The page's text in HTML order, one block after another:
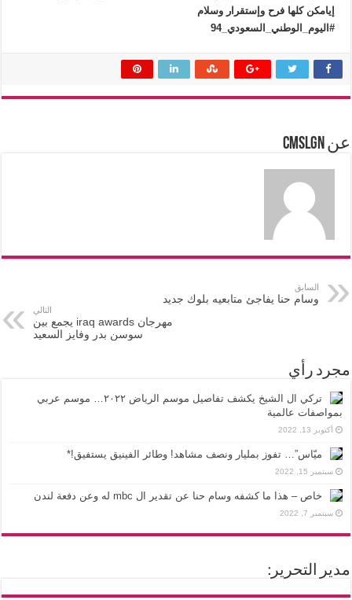
إيامكن كلها فرح وإستقرار وسلام
‏⁧‫#اليوم_الوطني_السعودي_94 ‬⁩
عن cmslgn
السابق
وسام حنا يفاجئ متابعيه بلوك جديد
التالي
مهرجان iraq awards يجمع بين
سوسن بدر وفايز السعيد
مجرد رأي
تركي ال الشيخ يكشف تفاصيل موسم الرياض ٢٠٢٢… موسم عربي
بمواصفات عالمية
أكتوبر 13, 2022
ميّاس”… تفوز بمليار ونصف مشاهد! وطائر الفينيق يستفيق!*
سبتمبر 15, 2022
خاص – هذا ما كشفه وسام حنا عن تقدير ال mbc له وعن دفعة لندن
سبتمبر 7, 2022
مدير التحرير: